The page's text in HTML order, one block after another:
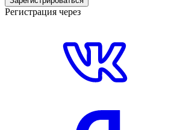
Регистрация через